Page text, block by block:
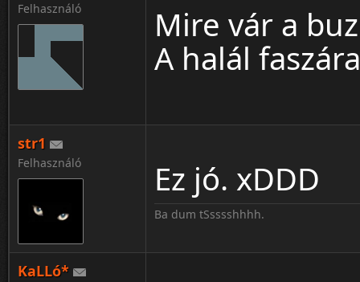
Felhasználó
Mire vár a
A halál
str1
Felhasználó Ez jó. xDDD
Ba dum tSsssshhhh.
KaLLó*